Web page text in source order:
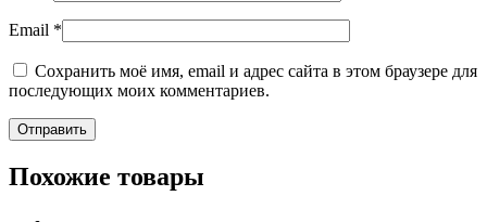
Email *
Сохранить моё имя, email и адрес сайта в этом браузере для
последующих моих комментариев.
Похожие товары